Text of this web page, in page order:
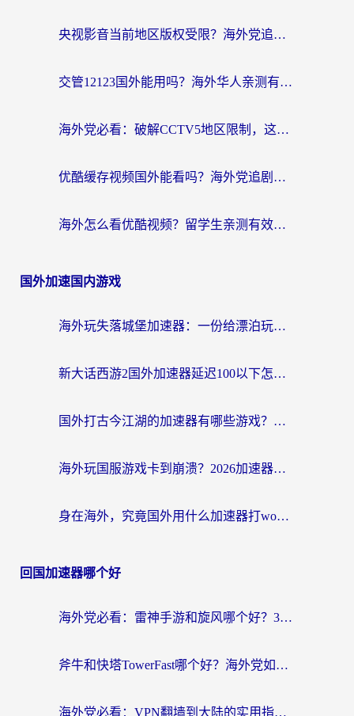
央视影音当前地区版权受限？海外党追剧看片的终极解决方案来了
交管12123国外能用吗？海外华人亲测有效的回国加速器选择指南
海外党必看：破解CCTV5地区限制，这样看欧洲杯奥运直播才够爽！
优酷缓存视频国外能看吗？海外党追剧看片的终极解决方案来了
海外怎么看优酷视频？留学生亲测有效的回国加速器选择指南
国外加速国内游戏
海外玩失落城堡加速器：一份给漂泊玩家的网络自救指南
新大话西游2国外加速器延迟100以下怎么办？海外党实测有效的低延迟指南
国外打古今江湖的加速器有哪些游戏？一个海外玩家的终极选择指南
海外玩国服游戏卡到崩溃？2026加速器免费推荐+实用指南（亲测有效）
身在海外，究竟国外用什么加速器打wow好？
回国加速器哪个好
海外党必看：雷神手游和旋风哪个好？3分钟选对回国加速器，无缝刷国内剧玩游戏
斧牛和快塔TowerFast哪个好？海外党如何选对回国加速器
海外党必看：VPN翻墙到大陆的实用指南——从看CCTV5到选加速器，一篇全搞定